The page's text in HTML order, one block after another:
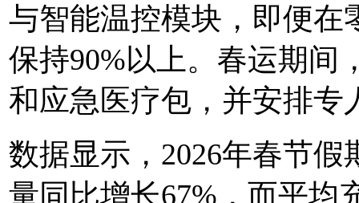
与智能温控模块，即便
保持90%以上。春运期间
和应急医疗包，并安排专
数据显示，2026年春节
量同比增长67%，而平均